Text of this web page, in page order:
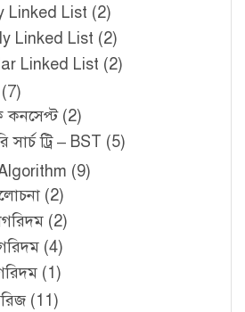
Linked List (2)
Linked List (2)
Linked List (2)
(7)
কনসেপ্ট(2)
সার্চ ট্রি – BST (5)
(9)
(2)
(2)
(4)
(1)
(11)